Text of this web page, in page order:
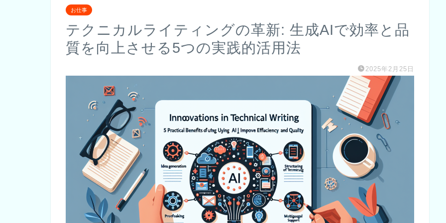
お仕事
テクニカルライティングの革新: 生成AIで効率と品
質を向上させる5つの実践的活用法
2025年2月25日